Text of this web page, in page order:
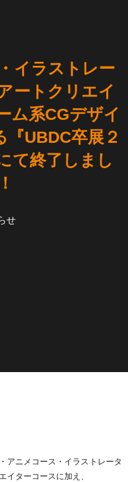
イラストレー
ートクリエイ
ム系CGデザイ
UBDC卒展２
て終了しまし
せ
アニメコース・イラストレータ
イターコースに加え、